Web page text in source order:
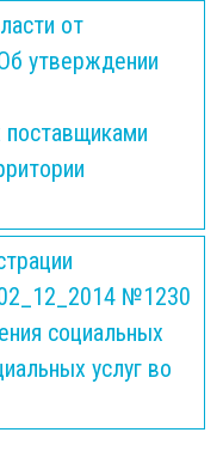
от
утверждении
поставщиками
№1230
социальных
услуг во